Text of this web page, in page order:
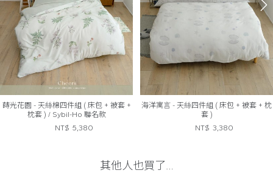
蒔光花園 - 天絲棉四件組 ( 床包 + 被套 +
枕套 ) / Sybil-Ho 聯名款
NT$ 5,380
海洋寓言 - 天絲四件組 ( 床包 + 被套 + 枕
套 )
NT$ 3,380
其他人也買了…